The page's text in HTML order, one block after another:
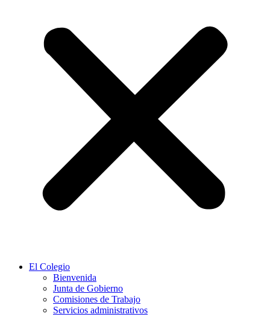
El Colegio
Bienvenida
Junta de Gobierno
Comisiones de Trabajo
Servicios administrativos